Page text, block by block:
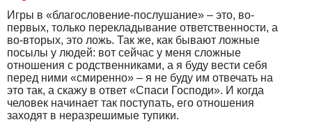
Игры в «благословение-послушание» – это, во-
первых, только перекладывание ответственности, а
во-вторых, это ложь. Так же, как бывают ложные
посылы у людей: вот сейчас у меня сложные
отношения с родственниками, а я буду вести себя
перед ними «смиренно» – я не буду им отвечать на
это так, а скажу в ответ «Спаси Господи». И когда
человек начинает так поступать, его отношения
заходят в неразрешимые тупики.